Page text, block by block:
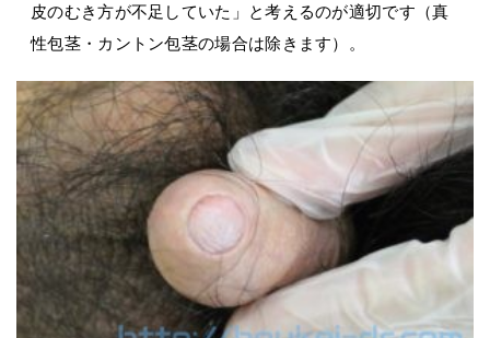
皮のむき方が不足していた」と考えるのが適切です（真
性包茎・カントン包茎の場合は除きます）。